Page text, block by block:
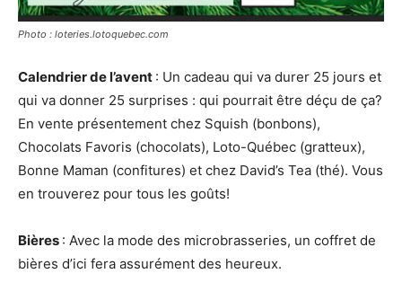
Photo : loteries.lotoquebec.com
Calendrier de l’avent : Un cadeau qui va durer 25 jours et
qui va donner 25 surprises : qui pourrait être déçu de ça?
En vente présentement chez Squish (bonbons),
Chocolats Favoris (chocolats), Loto-Québec (gratteux),
Bonne Maman (confitures) et chez David’s Tea (thé). Vous
en trouverez pour tous les goûts!
Bières : Avec la mode des microbrasseries, un coffret de
bières d’ici fera assurément des heureux.